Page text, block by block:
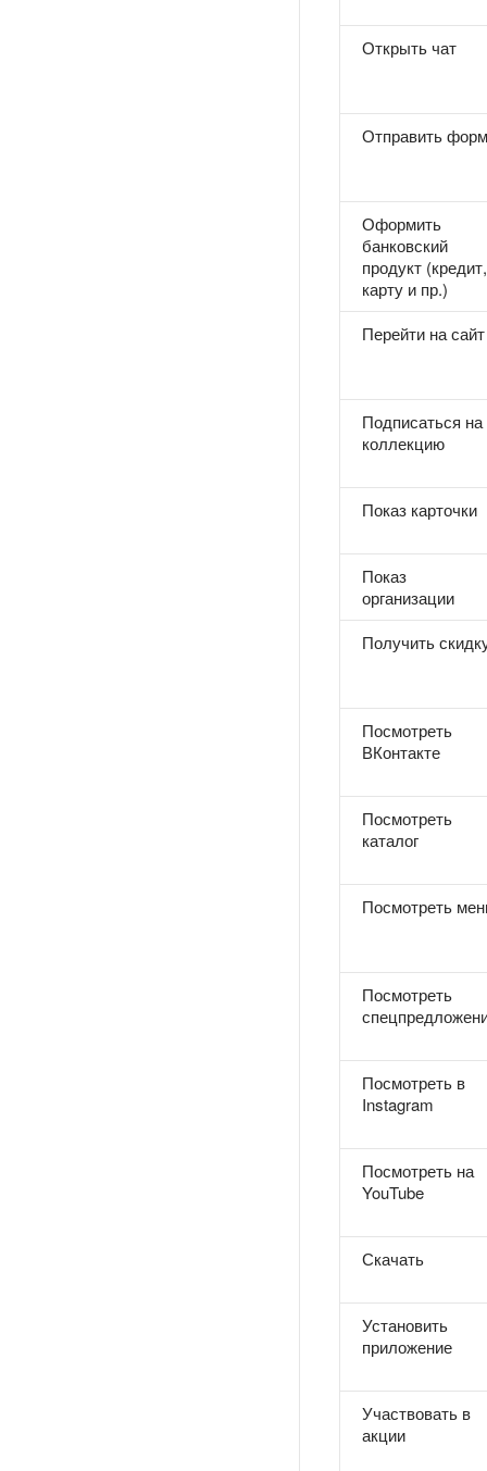
Открыть чат
Отправить
Оформить
банковский
продукт (кредит,
карту и пр.)
Перейти на сайт
Подписаться на
коллекцию
Показ карточки
Показ
организации
Получить
Посмотреть
ВКонтакте
Посмотреть
каталог
Посмотреть
Посмотреть
Посмотреть в
Instagram
Посмотреть на
YouTube
Скачать
Установить
приложение
Участвовать в
акции